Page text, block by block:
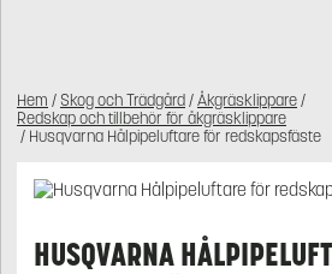
Hem / Skog och Trädgård/Åkgräsklippare/
Redskap och tillbehör för åkgräsklippare
/ Husqvarna Hålpipeluftare för redskapsfäste
HUSQVARNA